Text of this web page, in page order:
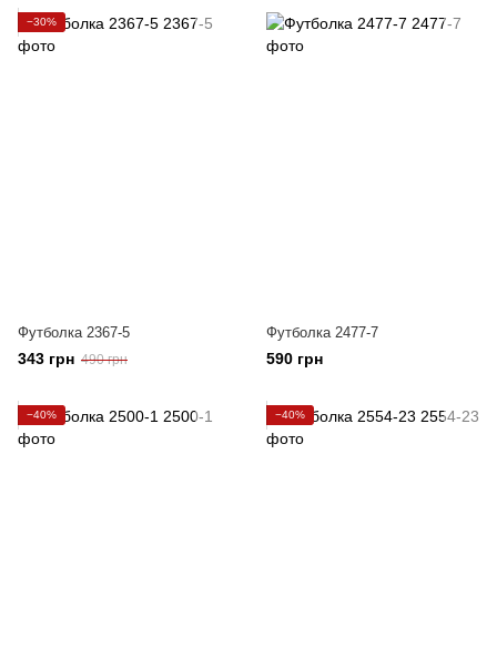
−30%
Футболка 2367-5
343 грн 490 грн
Футболка 2477-7
590 грн
−40% −40%